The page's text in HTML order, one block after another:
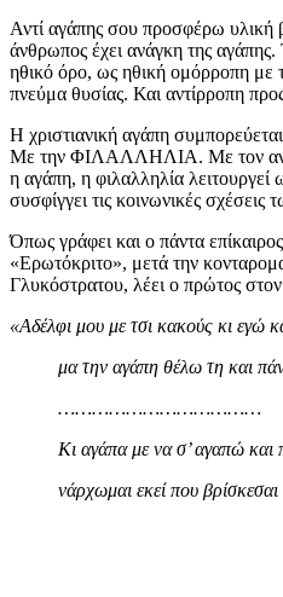
Αντί αγάπης σου προσφέρω υλική
άνθρωπος έχει ανάγκη της αγάπης.
ηθικό όρο, ως ηθική ομόρροπη με
πνεύμα θυσίας. Και αντίρροπη
Η χριστιανική αγάπη
Με την ΦΙΛΑΛΛΗΛΙΑ. Με τον
η αγάπη, η φιλαλληλία
συσφίγγει τις κοινωνικές
Όπως γράφει και ο πάντα
«Ερωτόκριτο», μετά την
Γλυκόστρατου, λέει ο πρώτος
«Αδέλφι μου με τσι κακούς κι εγώ
μα την αγάπη θέλω τη και
………………………………
Κι αγάπα με να σ’ αγαπώ και
νάρχωμαι εκεί που βρίσκεσαι